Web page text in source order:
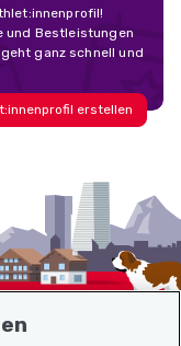
und Bestleistungen
ganz schnell und
erstellen